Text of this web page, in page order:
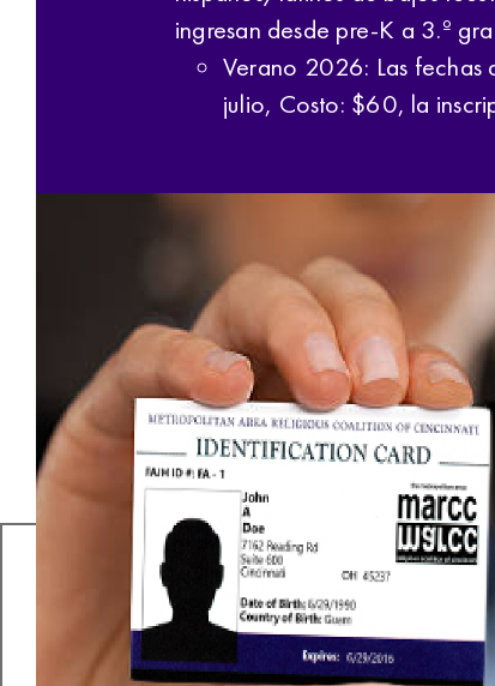
ingresan desde pre-K a 3.º
Verano 2026: Las
julio, Costo: $60, la